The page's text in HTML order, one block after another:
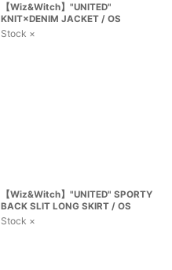
【Wiz&Witch】"UNITED"
KNIT×DENIM JACKET / OS
Stock ×
【Wiz&Witch】"UNITED" SPORTY
BACK SLIT LONG SKIRT / OS
Stock ×